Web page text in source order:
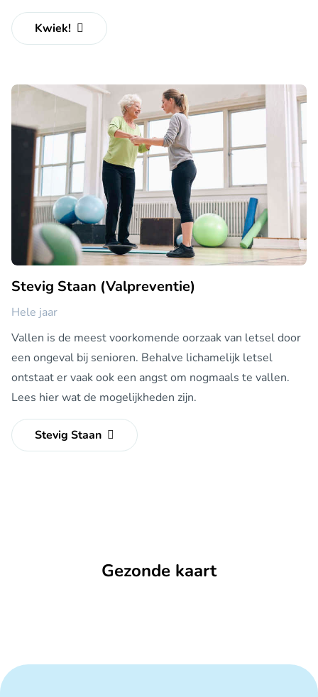
Kwiek!
Stevig Staan (Valpreventie)
Hele jaar
Vallen is de meest voorkomende oorzaak van letsel door
een ongeval bij senioren. Behalve lichamelijk letsel
ontstaat er vaak ook een angst om nogmaals te vallen.
Lees hier wat de mogelijkheden zijn.
Stevig Staan
Gezonde kaart